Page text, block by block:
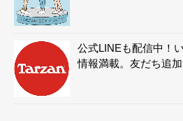
公式LINEも配信中！
情報満載。友だち追